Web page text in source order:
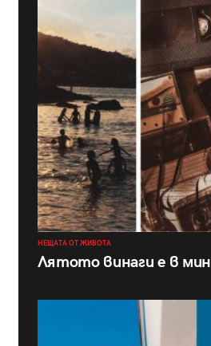
НЕЩАТА ОТ ЖИВОТА
Лятото винаги е в